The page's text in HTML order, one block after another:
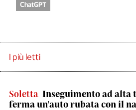
ChatGPT
I più letti
Soletta Inseguimento ad alta
ferma un'auto rubata con il